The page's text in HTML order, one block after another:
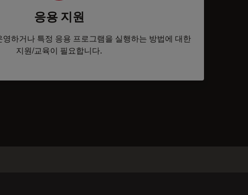
응용 지원
하거나 특정 응용 프로그램을 실행하는 방법에 대한
지원/교육이 필요합니다.
contacts